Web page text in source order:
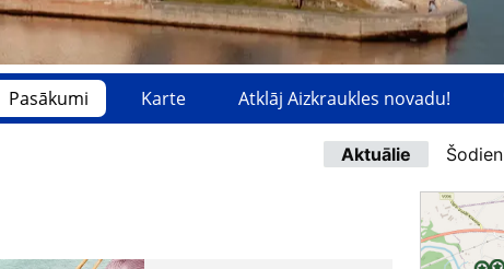
Pasākumi Karte Atklāj Aizkraukles novadu!
Aktuālie Šodien